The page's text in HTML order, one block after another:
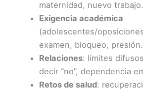
maternidad, nuevo trabajo.
Exigencia académica
(adolescentes/
examen, bloqueo, presión.
Relaciones: límites
decir “no”, dependencia
Retos de salud: